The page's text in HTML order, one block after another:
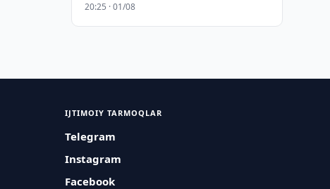
20:25 · 01/08
IJTIMOIY TARMOQLAR
Telegram
Instagram
Facebook